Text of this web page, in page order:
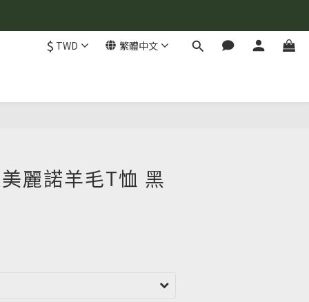
$ TWD 繁體中文
麗諾羊毛T恤 黑